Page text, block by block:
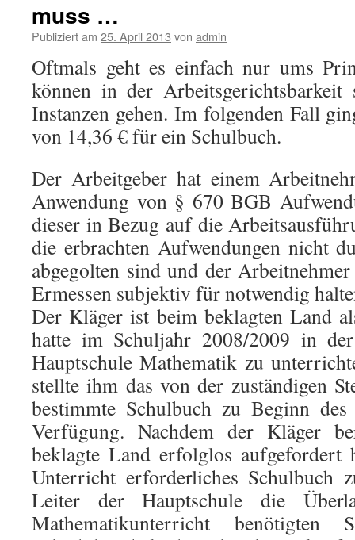
muss …
Publiziert am 25. April 2013 von admin
Oftmals geht es einfach nur ums
können in der
Instanzen gehen. Im folgenden Fall
von 14,36 € für ein Schulbuch.
Der Arbeitgeber hat einem
Anwendung von § 670 BGB
dieser in Bezug auf die
die erbrachten Aufwendungen nicht
abgegolten sind und der
Ermessen subjektiv für notwendig
Der Kläger ist beim beklagten Land
hatte im Schuljahr 2008/2009 in
Hauptschule Mathematik zu
stellte ihm das von der zuständigen
bestimmte Schulbuch zu Beginn
Verfügung. Nachdem der Kläger
beklagte Land erfolglos
Unterricht erforderliches Schulbuch
Leiter der Hauptschule die
Mathematikunterricht benötigten